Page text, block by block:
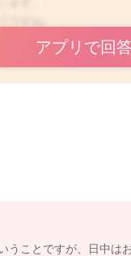
回の哺乳量が平均的だ
要な哺乳量の計算をし
くるまでは、引き続き
アプリで回
うことですが、日中は